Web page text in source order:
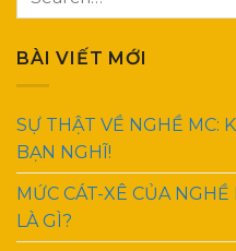
BÀI VIẾT MỚI
SỰ THẬT VỀ NGHỀ MC:
BẠN NGHĨ!
MỨC CÁT-XÊ CỦA
LÀ GÌ?